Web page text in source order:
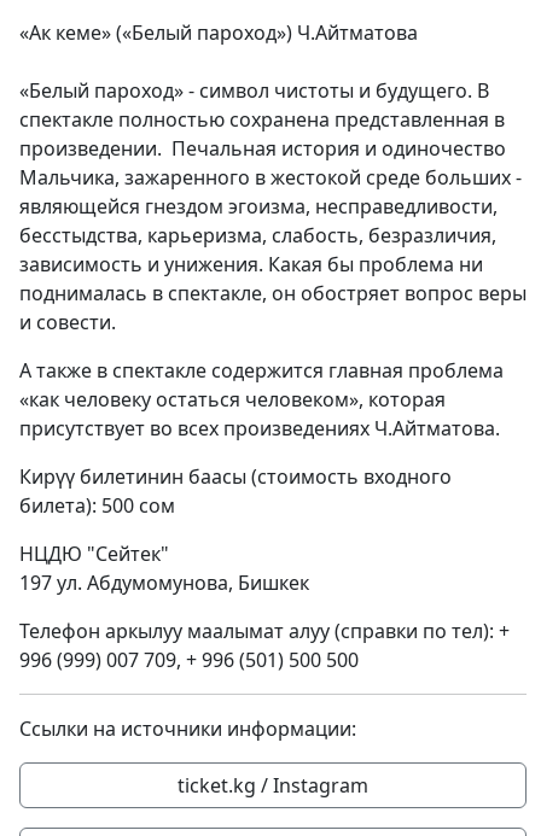
«Ак кеме» («Белый пароход») Ч.Айтматова
«Белый пароход» - символ чистоты и будущего. В
спектакле полностью сохранена представленная в
произведении. Печальная история и одиночество
Мальчика, зажаренного в жестокой среде больших -
являющейся гнездом эгоизма, несправедливости,
бесстыдства, карьеризма, слабость, безразличия,
зависимость и унижения. Какая бы проблема ни
поднималась в спектакле, он обостряет вопрос веры
и совести.
А также в спектакле содержится главная проблема
«как человеку остаться человеком», которая
присутствует во всех произведениях Ч.Айтматова.
Кирүү билетинин баасы (стоимость входного
билета): 500 сом
НЦДЮ "Сейтек"
197 ул. Абдумомунова, Бишкек
Телефон аркылуу маалымат алуу (справки по тел): +
996 (999) 007 709, + 996 (501) 500 500
Ссылки на источники информации:
ticket.kg / Instagram